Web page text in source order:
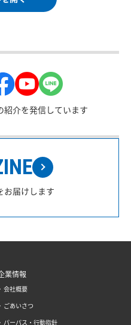
介を発信しています
お届けします
業情報
会社概要
ごあいさつ
パーパス・行動指針